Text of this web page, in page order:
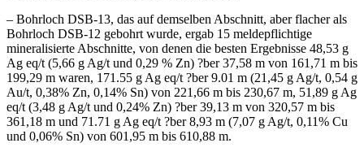
– Bohrloch DSB-13, das auf demselben Abschnitt, aber flacher als
Bohrloch DSB-12 gebohrt wurde, ergab 15 meldepflichtige
mineralisierte Abschnitte, von denen die besten Ergebnisse 48,53 g
Ag eq/t (5,66 g Ag/t und 0,29 % Zn) ?ber 37,58 m von 161,71 m bis
199,29 m waren, 171.55 g Ag eq/t ?ber 9.01 m (21,45 g Ag/t, 0,54 g
Au/t, 0,38% Zn, 0,14% Sn) von 221,66 m bis 230,67 m, 51,89 g Ag
eq/t (3,48 g Ag/t und 0,24% Zn) ?ber 39,13 m von 320,57 m bis
361,18 m und 71.71 g Ag eq/t ?ber 8,93 m (7,07 g Ag/t, 0,11% Cu
und 0,06% Sn) von 601,95 m bis 610,88 m.